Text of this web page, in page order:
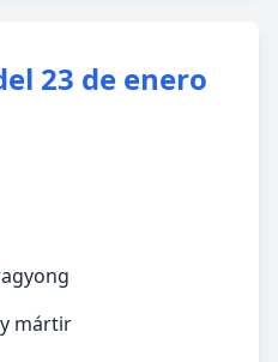
23 de enero
mártir